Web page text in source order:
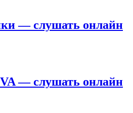
— слушать онлайн
— слушать онлайн